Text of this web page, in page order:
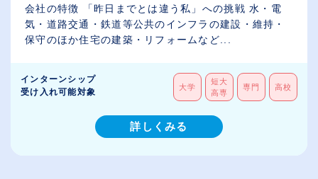
会社の特徴 「昨日までとは違う私」への挑戦 水・電
気・道路交通・鉄道等公共のインフラの建設・維持・
保守のほか住宅の建築・リフォームなど...
インターンシップ
受け入れ可能対象
大学
短大
高専
専門 高校
詳しくみる